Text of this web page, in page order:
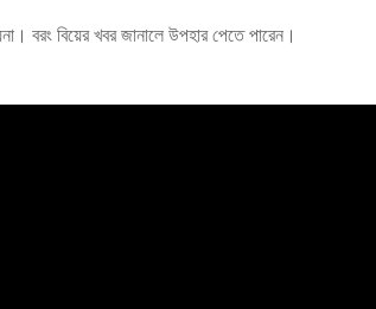
বরং বিয়ের খবর জানালে উপহার পেতে পারেন।